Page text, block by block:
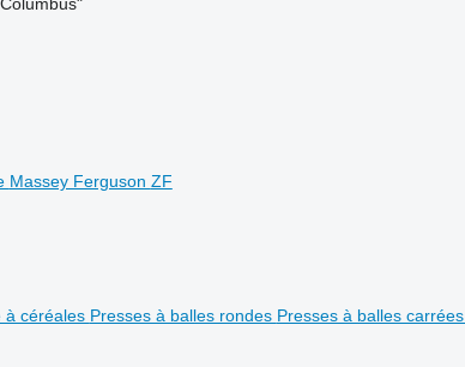
Massey Ferguson ZF
à céréales Presses à balles rondes Presses à balles carrées